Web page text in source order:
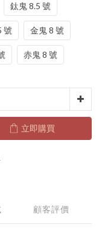
鈦鬼 8.5 號
號 金鬼 8 號
赤鬼 8 號
立即購買
顧客評價